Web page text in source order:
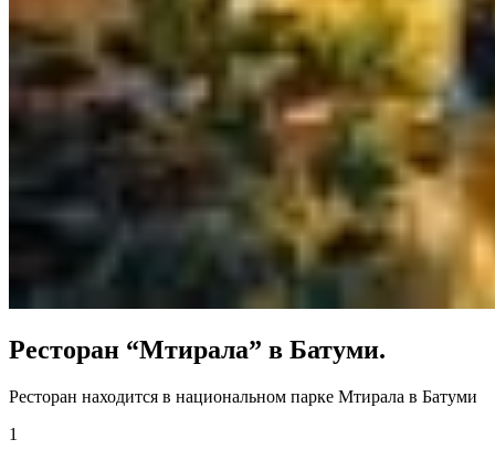
Ресторан “Мтирала” в Батуми.
Ресторан находится в национальном парке Мтирала в Батуми
1